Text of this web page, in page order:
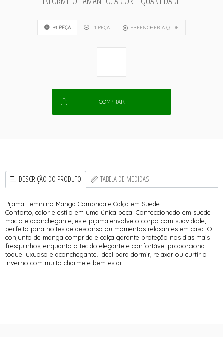
+1 PEÇA -1 PEÇA PREENCHER A QTDE
COMPRAR
DESCRIÇÃO DO PRODUTO TABELA DE MEDIDAS
Pijama Feminino Manga Comprida e Calça em Suede
Conforto, calor e estilo em uma única peça! Confeccionado em suede
macio e aconchegante, este pijama envolve o corpo com suavidade,
perfeito para noites de descanso ou momentos relaxantes em casa. O
conjunto de manga comprida e calça garante proteção nos dias mais
fresquinhos, enquanto o tecido elegante e confortável proporciona
toque luxuoso e aconchegante. Ideal para dormir, relaxar ou curtir o
inverno com muito charme e bem-estar.